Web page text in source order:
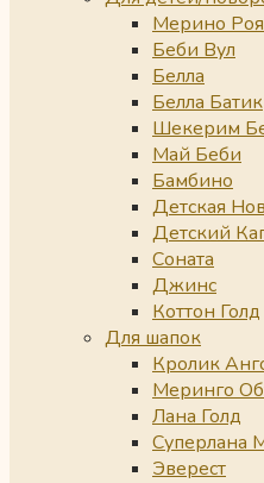
Мерино
Беби Вул
Белла
Белла Батик
Шекерим
Май Беби
Бамбино
Детская
Детский
Соната
Джинс
Коттон Голд
Для шапок
Кролик
Меринго
Лана Голд
Суперлана
Эверест